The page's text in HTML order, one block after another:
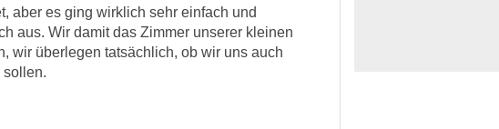
aber es ging wirklich sehr einfach und
aus. Wir damit das Zimmer unserer kleinen
wir überlegen tatsächlich, ob wir uns auch
sollen.